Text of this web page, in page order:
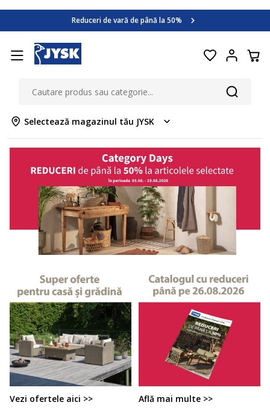
Category Days
Reduceri de vară de până la 50%
Află mai multe >>
Reduceri de vară de până la 50%
Selectează magazinul tău JYSK
Vezi ofertele aici >> Află mai multe >>